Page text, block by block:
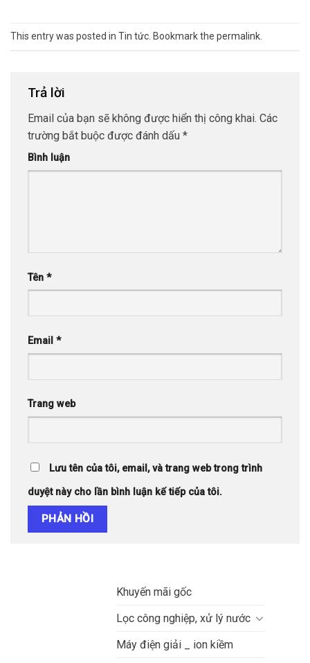
This entry was posted in Tin tức. Bookmark the permalink.
Trả lời
Email của bạn sẽ không được hiển thị công khai. Các
trường bắt buộc được đánh dấu *
Bình luận
Tên *
Email *
Trang web
Lưu tên của tôi, email, và trang web trong trình
duyệt này cho lần bình luận kế tiếp của tôi.
Khuyến mãi gốc
Lọc công nghiệp, xử lý nước
Máy điện giải _ ion kiềm